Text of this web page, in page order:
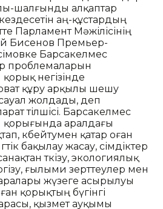
шалғынды алқаптар
аң-құстардың
Парламент Мәжілісінің
Бисенов Премьер-
Барсакелмес
проблемаларын
негізінде
құру арқылы шешу
жолдады, деп
тілшісі. Барсакелмес
қорығында аралдағы
көбейтумен қатар оған
бақылау жасау, өсімдіктер
өткізу, экологиялық
ғылыми зерттеулер мен
жүзеге асырылуы
қорықтың бүгінгі
қызмет ауқымы